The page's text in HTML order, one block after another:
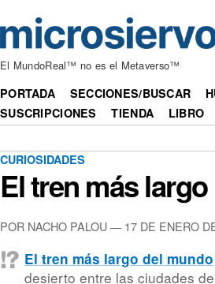
El MundoReal™ no es el Metaverso™
PORTADA SECCIONES/BUSCAR
SUSCRIPCIONES
TIENDA LIBRO
CURIOSIDADES
El tren más largo
POR NACHO PALOU — 17 DE ENERO
El tren más largo del mundo
desierto entre las ciudades